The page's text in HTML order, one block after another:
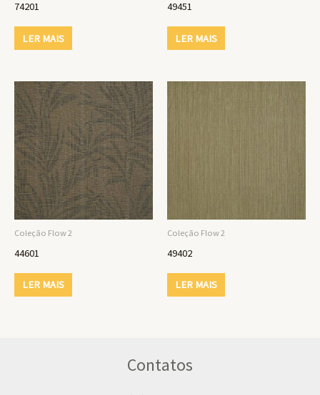
74201
LER MAIS
49451
LER MAIS
Coleção Flow 2
44601
LER MAIS
Coleção Flow 2
49402
LER MAIS
Contatos